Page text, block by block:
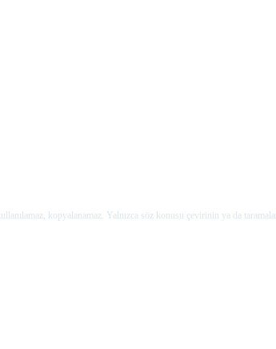
kopyalanamaz. Yalnızca söz konusu çevirinin ya da